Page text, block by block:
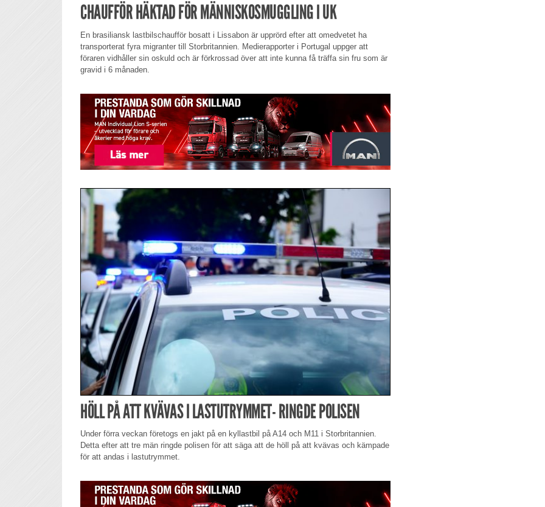
CHAUFFÖR HÄKTAD FÖR MÄNNISKOSMUGGLING I UK
En brasiliansk lastbilschaufför bosatt i Lissabon är upprörd efter att omedvetet ha
transporterat fyra migranter till Storbritannien. Medierapporter i Portugal uppger att
föraren vidhåller sin oskuld och är förkrossad över att inte kunna få träffa sin fru som är
gravid i 6 månaden.
HÖLL PÅ ATT KVÄVAS I LASTUTRYMMET- RINGDE POLISEN
Under förra veckan företogs en jakt på en kyllastbil på A14 och M11 i Storbritannien.
Detta efter att tre män ringde polisen för att säga att de höll på att kvävas och kämpade
för att andas i lastutrymmet.